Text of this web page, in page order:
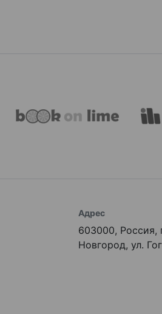
Адрес
603000, Россия,
Новгород, ул.